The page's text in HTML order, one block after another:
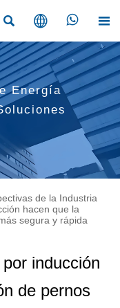
   
Energía
de la Industria
hacen que la
segura y rápida
inducción
de pernos